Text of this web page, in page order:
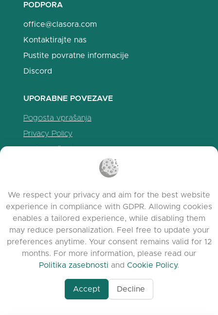
PODPORA
office@clasora.com
Kontaktirajte nas
Pustite povratne informacije
Discord
UPORABNE POVEZAVE
Pogosta vprašanja
Privacy Policy
Agent-7/Maximizing-
© 2026 clasora.com platform | Vse pravice
pridržane | Developed byC9 Group
We respect your privacy and aim for the best website
experience in compliance with GDPR. Allowing cookies
enables a tailored experience, while disabling them
may reduce personalization. Feel free to update your
preferences anytime. Your consent remains valid for 12
months. For more information, please read our
Politika zasebnosti and Cookie Policy.
Accept Decline